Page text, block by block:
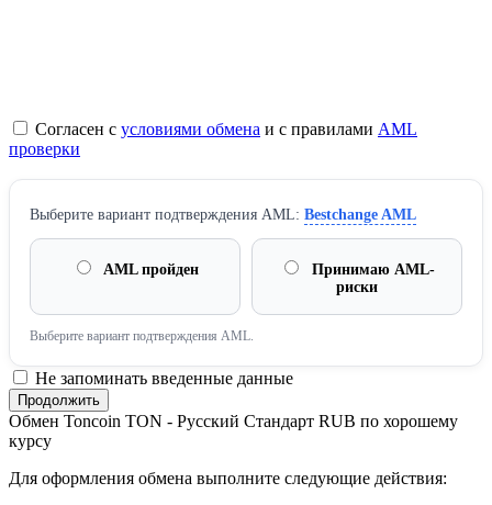
Согласен с условиями обмена и с правилами AML
проверки
Выберите вариант подтверждения AML: Bestchange AML
AML пройден
Принимаю AML-
риски
Выберите вариант подтверждения AML.
Не запоминать введенные данные
Обмен Toncoin TON - Русский Стандарт RUB по хорошему
курсу
Для оформления обмена выполните следующие действия: